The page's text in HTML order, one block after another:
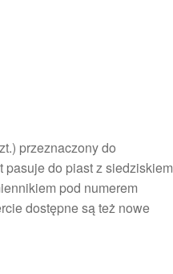
przeznaczony do
do piast z siedziskiem
pod numerem
dostępne są też nowe